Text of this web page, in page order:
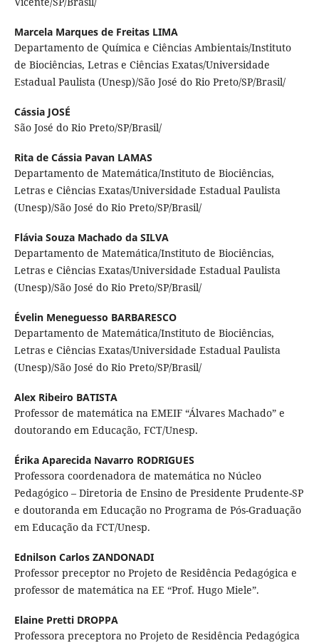
Marcela Marques de Freitas LIMA
Departamento de Química e Ciências Ambientais/Instituto
de Biociências, Letras e Ciências Exatas/Universidade
Estadual Paulista (Unesp)/São José do Rio Preto/SP/Brasil/
Cássia JOSÉ
São José do Rio Preto/SP/Brasil/
Rita de Cássia Pavan LAMAS
Departamento de Matemática/Instituto de Biociências,
Letras e Ciências Exatas/Universidade Estadual Paulista
(Unesp)/São José do Rio Preto/SP/Brasil/
Flávia Souza Machado da SILVA
Departamento de Matemática/Instituto de Biociências,
Letras e Ciências Exatas/Universidade Estadual Paulista
(Unesp)/São José do Rio Preto/SP/Brasil/
Évelin Meneguesso BARBARESCO
Departamento de Matemática/Instituto de Biociências,
Letras e Ciências Exatas/Universidade Estadual Paulista
(Unesp)/São José do Rio Preto/SP/Brasil/
Alex Ribeiro BATISTA
Professor de matemática na EMEIF “Álvares Machado” e
doutorando em Educação, FCT/Unesp.
Érika Aparecida Navarro RODRIGUES
Professora coordenadora de matemática no Núcleo
Pedagógico – Diretoria de Ensino de Presidente Prudente-SP
e doutoranda em Educação no Programa de Pós-Graduação
em Educação da FCT/Unesp.
Ednilson Carlos ZANDONADI
Professor preceptor no Projeto de Residência Pedagógica e
professor de matemática na EE “Prof. Hugo Miele”.
Elaine Pretti DROPPA
Professora preceptora no Projeto de Residência Pedagógica